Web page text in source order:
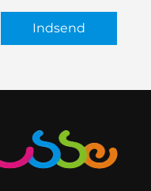
Indsend